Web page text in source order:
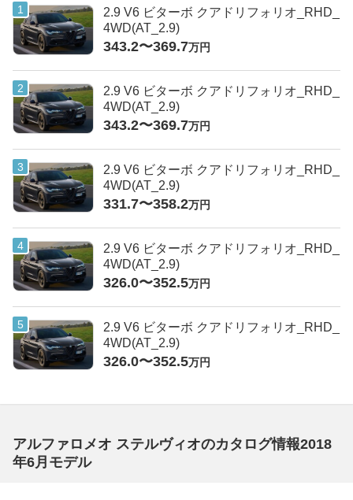
2.9 V6 ビターボ クアドリフォリオ_RHD_
4WD(AT_2.9)
343.2〜369.7万円
2.9 V6 ビターボ クアドリフォリオ_RHD_
4WD(AT_2.9)
343.2〜369.7万円
2.9 V6 ビターボ クアドリフォリオ_RHD_
4WD(AT_2.9)
331.7〜358.2万円
2.9 V6 ビターボ クアドリフォリオ_RHD_
4WD(AT_2.9)
326.0〜352.5万円
2.9 V6 ビターボ クアドリフォリオ_RHD_
4WD(AT_2.9)
326.0〜352.5万円
アルファロメオ ステルヴィオのカタログ情報2018
年6月モデル